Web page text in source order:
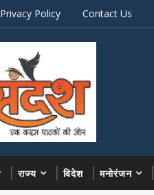
Privacy Policy Contact Us
राज्य विदेश मनोरंजन